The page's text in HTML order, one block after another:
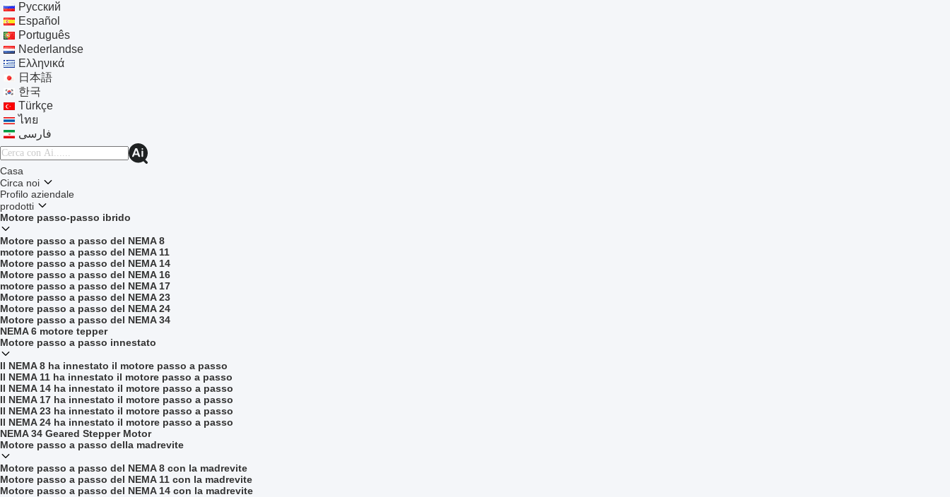
Русский
Español
Português
Nederlandse
Ελληνικά
日本語
한국
Türkçe
ไทย
فارسی
Casa
Circa noi
Profilo aziendale
prodotti
Motore passo-passo ibrido
Motore passo a passo del NEMA 8
motore passo a passo del NEMA 11
Motore passo a passo del NEMA 14
Motore passo a passo del NEMA 16
motore passo a passo del NEMA 17
Motore passo a passo del NEMA 23
Motore passo a passo del NEMA 24
Motore passo a passo del NEMA 34
NEMA 6 motore tepper
Motore passo a passo innestato
Il NEMA 8 ha innestato il motore passo a passo
Il NEMA 11 ha innestato il motore passo a passo
Il NEMA 14 ha innestato il motore passo a passo
Il NEMA 17 ha innestato il motore passo a passo
Il NEMA 23 ha innestato il motore passo a passo
Il NEMA 24 ha innestato il motore passo a passo
NEMA 34 Geared Stepper Motor
Motore passo a passo della madrevite
Motore passo a passo del NEMA 8 con la madrevite
Motore passo a passo del NEMA 11 con la madrevite
Motore passo a passo del NEMA 14 con la madrevite